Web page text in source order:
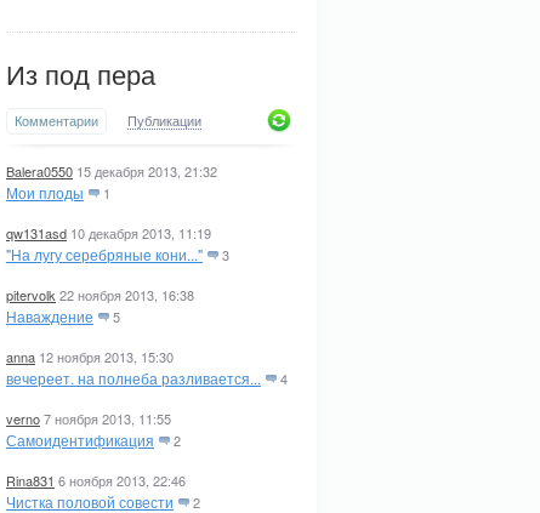
Из под пера
Комментарии Публикации
Balera0550 15 декабря 2013, 21:32
Мои плоды 1
qw131asd 10 декабря 2013, 11:19
"На лугу серебряные кони..." 3
pitervolk 22 ноября 2013, 16:38
Наваждение 5
anna 12 ноября 2013, 15:30
вечереет. на полнеба разливается... 4
verno7 ноября 2013, 11:55
Самоидентификация 2
Rina831 6 ноября 2013, 22:46
Чистка половой совести 2